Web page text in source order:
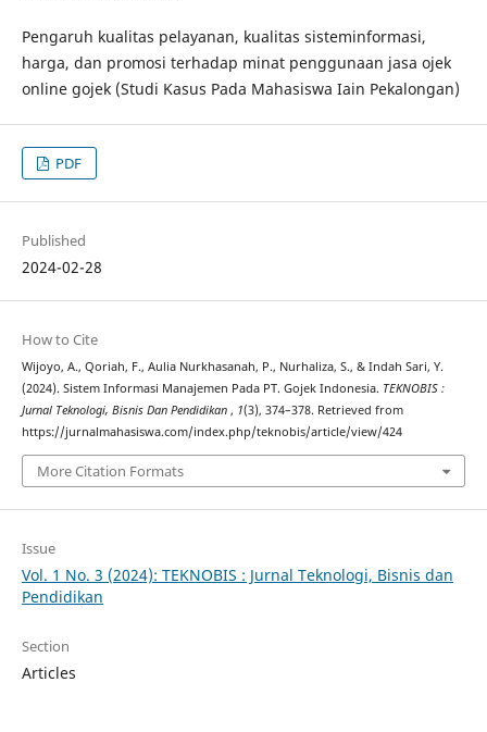
Pengaruh kualitas pelayanan, kualitas sisteminformasi,
harga, dan promosi terhadap minat penggunaan jasa ojek
online gojek (Studi Kasus Pada Mahasiswa Iain Pekalongan)
PDF
Published
2024-02-28
How to Cite
Wijoyo, A., Qoriah, F., Aulia Nurkhasanah, P., Nurhaliza, S., & Indah Sari, Y.
(2024). Sistem Informasi Manajemen Pada PT. Gojek Indonesia. TEKNOBIS :
Jurnal Teknologi, Bisnis Dan Pendidikan , 1(3), 374–378. Retrieved from
https://jurnalmahasiswa.com/index.php/teknobis/article/view/424
More Citation Formats
Issue
Vol. 1 No. 3 (2024): TEKNOBIS : Jurnal Teknologi, Bisnis dan
Pendidikan
Section
Articles